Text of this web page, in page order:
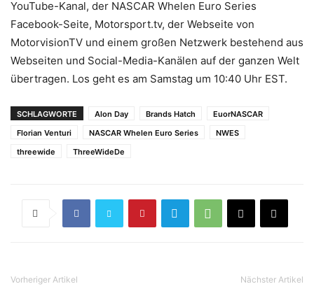
YouTube-Kanal, der NASCAR Whelen Euro Series
Facebook-Seite, Motorsport.tv, der Webseite von
MotorvisionTV und einem großen Netzwerk bestehend aus
Webseiten und Social-Media-Kanälen auf der ganzen Welt
übertragen. Los geht es am Samstag um 10:40 Uhr EST.
SCHLAGWORTE Alon Day Brands Hatch
EuorNASCAR
Florian Venturi
NASCAR Whelen Euro Series
NWES
threewide
ThreeWideDe
Vorheriger Artikel Nächster Artikel